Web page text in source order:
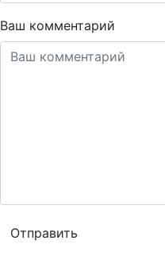
Ваш комментарий